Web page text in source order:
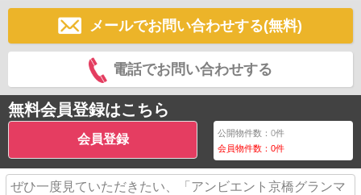
メールでお問い合わせする(無料)
電話でお問い合わせする
無料会員登録はこちら
会員登録 公開物件数：0件
会員物件数：0件
ぜひ一度見ていただきたい、「アンビエント京橋グランマ